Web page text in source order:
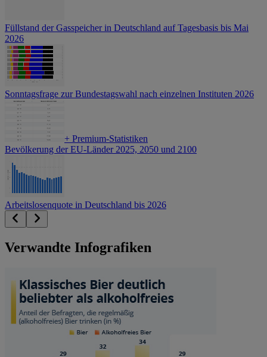
Füllstand der Gasspeicher in Deutschland auf Tagesbasis bis Mai
2026
Sonntagsfrage zur Bundestagswahl nach einzelnen Instituten 2026
+ Premium-Statistiken
Bevölkerung der EU-Länder 2025, 2050 und 2100
Arbeitslosenquote in Deutschland bis 2026
Verwandte Infografiken